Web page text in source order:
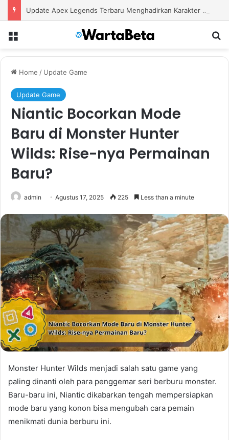
Update Apex Legends Terbaru Menghadirkan Karakter Baru dan Perubahan Besar dalam Pertarungan
Home / Update Game
Update Game
Niantic Bocorkan Mode
Baru di Monster Hunter
Wilds: Rise-nya Permainan
Baru?
admin Agustus 17, 2025 225 Less than a minute
Monster Hunter Wilds menjadi salah satu game yang
paling dinanti oleh para penggemar seri berburu monster.
Baru-baru ini, Niantic dikabarkan tengah mempersiapkan
mode baru yang konon bisa mengubah cara pemain
menikmati dunia berburu ini.